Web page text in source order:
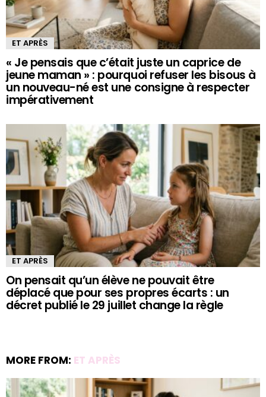
ET APRÈS
« Je pensais que c’était juste un caprice de
jeune maman » : pourquoi refuser les bisous à
un nouveau-né est une consigne à respecter
impérativement
ET APRÈS
On pensait qu’un élève ne pouvait être
déplacé que pour ses propres écarts : un
décret publié le 29 juillet change la règle
MORE FROM: ET APRÈS